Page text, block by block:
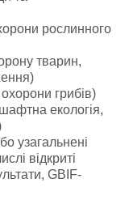
рослинного
тварин,
охорони грибів)
екологія,
узагальнені
відкриті
GBIF-